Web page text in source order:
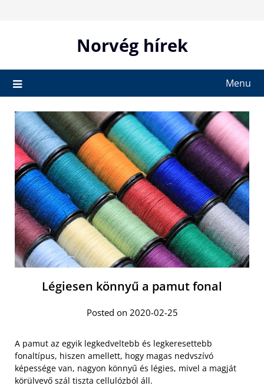
Norvég hírek
Menu
Légiesen könnyű a pamut fonal
Posted on 2020-02-25
A pamut az egyik legkedveltebb és legkeresettebb
fonaltípus, hiszen amellett, hogy magas nedvszívó
képessége van, nagyon könnyű és légies, mivel a magját
körülvevő szál tiszta cellulózból áll.